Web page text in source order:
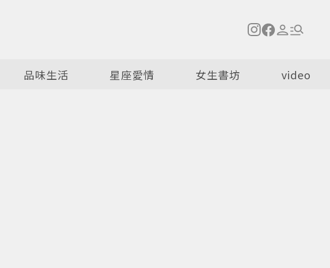
品味生活 星座愛情 女生書坊 video